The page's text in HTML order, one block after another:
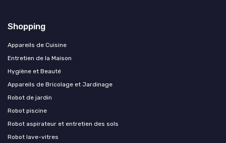
Shopping
Appareils de Cuisine
Entretien de la Maison
Hygiène et Beauté
Appareils de Bricolage et Jardinage
Robot de jardin
Robot piscine
Robot aspirateur et entretien des sols
Robot lave-vitres